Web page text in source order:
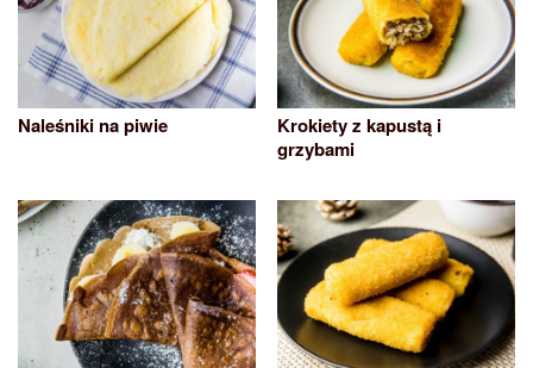
Naleśniki na piwie
Krokiety z kapustą i
grzybami